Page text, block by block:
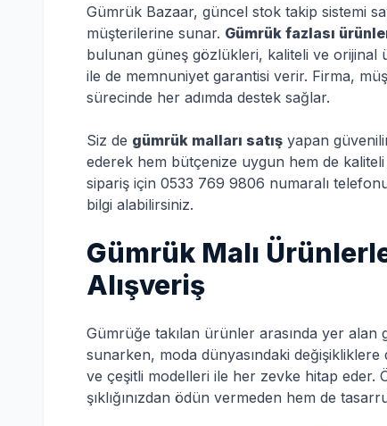
Gümrük Bazaar, güncel stok takip sistemi
müşterilerine sunar. Gümrük fazlası
bulunan güneş gözlükleri, kaliteli ve orijinal
ile de memnuniyet garantisi verir. Firma,
sürecinde her adımda destek sağlar.
Siz de gümrük malları satış yapan
ederek hem bütçenize uygun hem de
sipariş için 0533 769 9806 numaralı
bilgi alabilirsiniz.
Gümrük Malı
Alışveriş
Gümrüğe takılan ürünler arasında yer
sunarken, moda dünyasındaki
ve çeşitli modelleri ile her zevke hitap eder.
şıklığınızdan ödün vermeden hem de